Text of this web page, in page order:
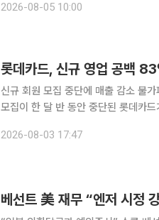
안이 핵심이다. 금융감독원
2026-08-05 10:00
롯데카드, 신규 영업 공백
신규 회원 모집 중단에 매출 감소 불가피
모집이 한 달 반 동안 중단된 롯데카
금융권에 따르면 롯데카드는 최근 공
2026-08-03 17:47
베선트 美 재무 “엔저 시정